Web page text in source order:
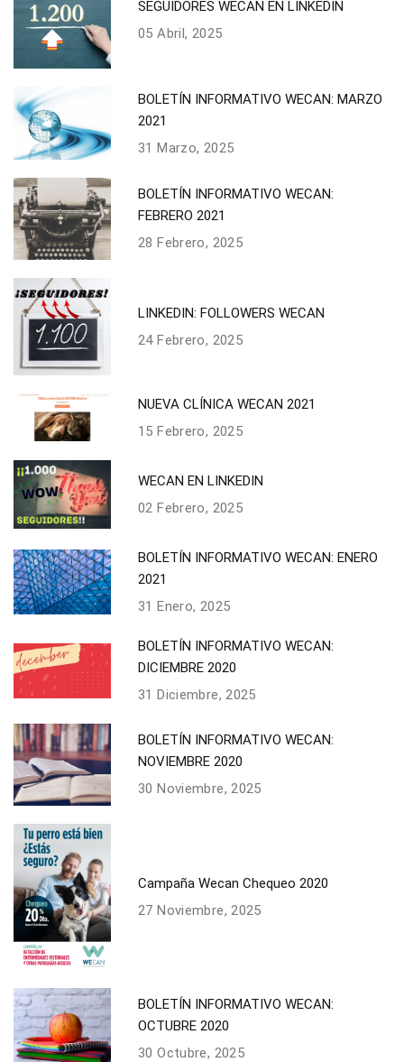
SEGUIDORES WECAN EN LINKEDIN
05 Abril, 2025
BOLETÍN INFORMATIVO WECAN: MARZO
2021
31 Marzo, 2025
BOLETÍN INFORMATIVO WECAN:
FEBRERO 2021
28 Febrero, 2025
LINKEDIN: FOLLOWERS WECAN
24 Febrero, 2025
NUEVA CLÍNICA WECAN 2021
15 Febrero, 2025
WECAN EN LINKEDIN
02 Febrero, 2025
BOLETÍN INFORMATIVO WECAN: ENERO
2021
31 Enero, 2025
BOLETÍN INFORMATIVO WECAN:
DICIEMBRE 2020
31 Diciembre, 2025
BOLETÍN INFORMATIVO WECAN:
NOVIEMBRE 2020
30 Noviembre, 2025
Campaña Wecan Chequeo 2020
27 Noviembre, 2025
BOLETÍN INFORMATIVO WECAN:
OCTUBRE 2020
30 Octubre, 2025